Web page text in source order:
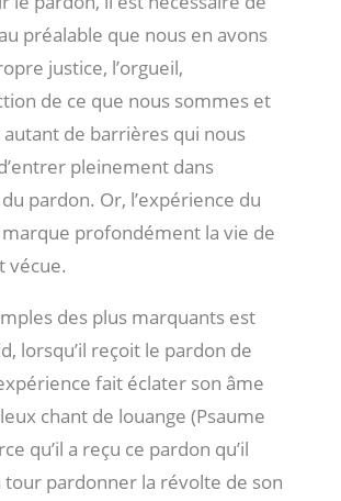
préalable que nous en avons
justice, l’orgueil,
de ce que nous sommes et
de barrières qui nous
pleinement dans
pardon. Or, l’expérience du
profondément la vie de
vécue.
des plus marquants est
lorsqu’il reçoit le pardon de
fait éclater son âme
chant de louange (Psaume
qu’il a reçu ce pardon qu’il
tour pardonner la révolte de son